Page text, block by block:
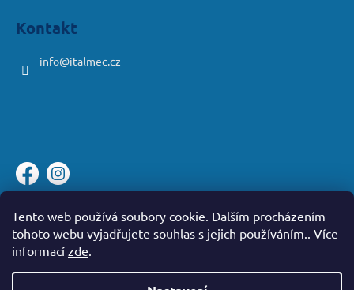
Tento web používá soubory cookie. Dalším procházením
tohoto webu vyjadřujete souhlas s jejich používáním.. Více
informací zde.
Kontakt
info@italmec.cz